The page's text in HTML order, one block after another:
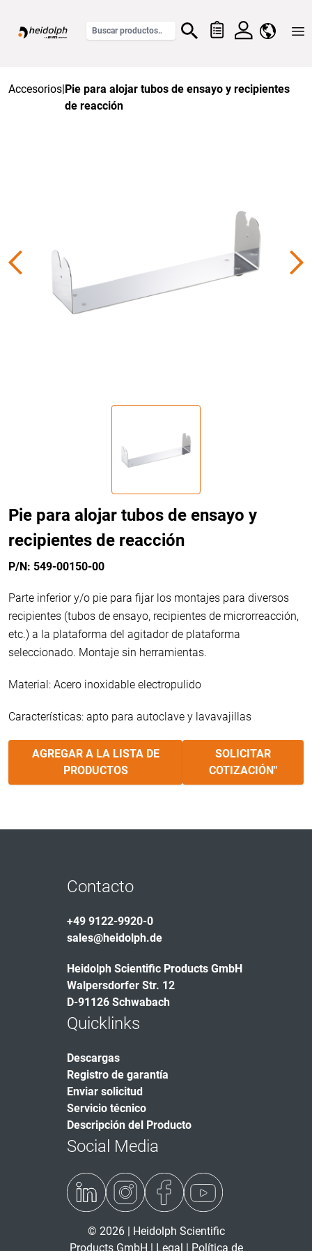
Accesorios|Pie para alojar tubos de ensayo y recipientes
de reacción
Pie para alojar tubos de ensayo y
recipientes de reacción
P/N: 549-00150-00
Parte inferior y/o pie para fijar los montajes para diversos
recipientes (tubos de ensayo, recipientes de microrreacción,
etc.) a la plataforma del agitador de plataforma
seleccionado. Montaje sin herramientas.
Material: Acero inoxidable electropulido
Características: apto para autoclave y lavavajillas
AGREGAR A LA LISTA DE
PRODUCTOS
SOLICITAR
COTIZACIÓN"
Contacto
+49 9122-9920-0
sales@heidolph.de
Heidolph Scientific Products GmbH
Walpersdorfer Str. 12
D-91126 Schwabach
Quicklinks
Descargas
Registro de garantía
Enviar solicitud
Servicio técnico
Descripción del Producto
Social Media
© 2026 | Heidolph Scientific
Products GmbH | Legal | Política de